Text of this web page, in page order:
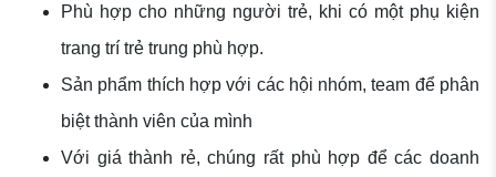
Phù hợp cho những người trẻ, khi có một phụ kiện
trang trí trẻ trung phù hợp.
Sản phẩm thích hợp với các hội nhóm, team để phân
biệt thành viên của mình
Với giá thành rẻ, chúng rất phù hợp để các doanh